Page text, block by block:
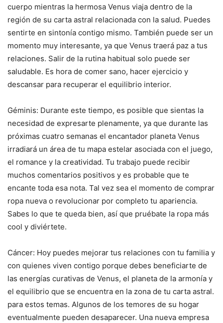
cuerpo mientras la hermosa Venus viaja dentro de la
región de su carta astral relacionada con la salud. Puedes
sentirte en sintonía contigo mismo. También puede ser un
momento muy interesante, ya que Venus traerá paz a tus
relaciones. Salir de la rutina habitual solo puede ser
saludable. Es hora de comer sano, hacer ejercicio y
descansar para recuperar el equilibrio interior.
Géminis: Durante este tiempo, es posible que sientas la
necesidad de expresarte plenamente, ya que durante las
próximas cuatro semanas el encantador planeta Venus
irradiará un área de tu mapa estelar asociada con el juego,
el romance y la creatividad. Tu trabajo puede recibir
muchos comentarios positivos y es probable que te
encante toda esa nota. Tal vez sea el momento de comprar
ropa nueva o revolucionar por completo tu apariencia.
Sabes lo que te queda bien, así que pruébate la ropa más
cool y diviértete.
Cáncer: Hoy puedes mejorar tus relaciones con tu familia y
con quienes viven contigo porque debes beneficiarte de
las energías curativas de Venus, el planeta de la armonía y
el equilibrio que se encuentra en la zona de tu carta astral.
para estos temas. Algunos de los temores de su hogar
eventualmente pueden desaparecer. Una nueva empresa